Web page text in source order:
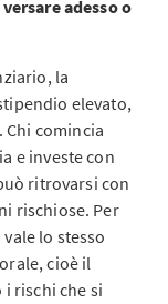
adesso o
la
elevato,
Chi comincia
e investe con
ritrovarsi con
rischiose. Per
lo stesso
cioè il
rischi che si